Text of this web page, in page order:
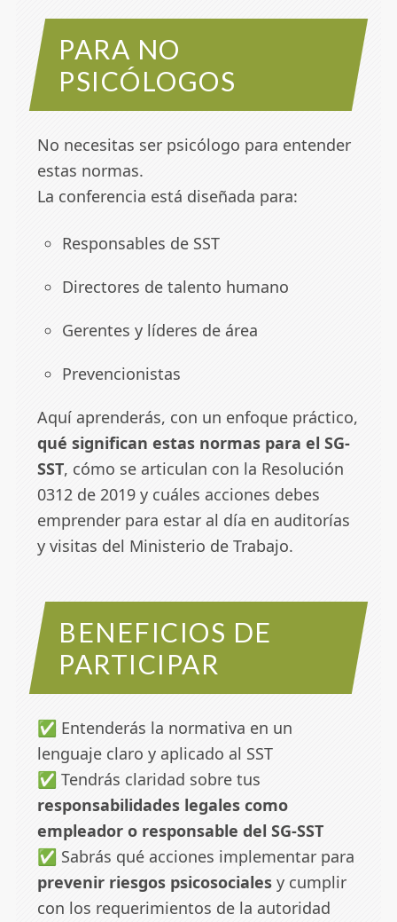
PARA NO
PSICÓLOGOS
No necesitas ser psicólogo para entender
estas normas.
La conferencia está diseñada para:
Responsables de SST
Directores de talento humano
Gerentes y líderes de área
Prevencionistas
Aquí aprenderás, con un enfoque práctico,
qué significan estas normas para el SG-
SST, cómo se articulan con la Resolución
0312 de 2019 y cuáles acciones debes
emprender para estar al día en auditorías
y visitas del Ministerio de Trabajo.
BENEFICIOS DE
PARTICIPAR
✅ Entenderás la normativa en un
lenguaje claro y aplicado al SST
✅ Tendrás claridad sobre tus
responsabilidades legales como
empleador o responsable del SG-SST
✅ Sabrás qué acciones implementar para
prevenir riesgos psicosocialesy cumplir
con los requerimientos de la autoridad